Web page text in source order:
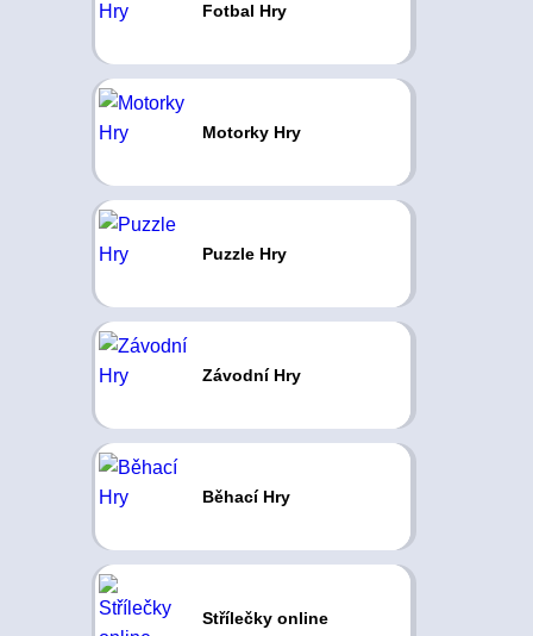
Fotbal Hry
Motorky Hry
Puzzle Hry
Závodní Hry
Běhací Hry
Střílečky online